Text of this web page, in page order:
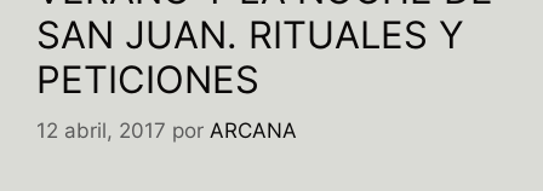
SAN JUAN. RITUALES Y
PETICIONES
12 abril, 2017 por ARCANA